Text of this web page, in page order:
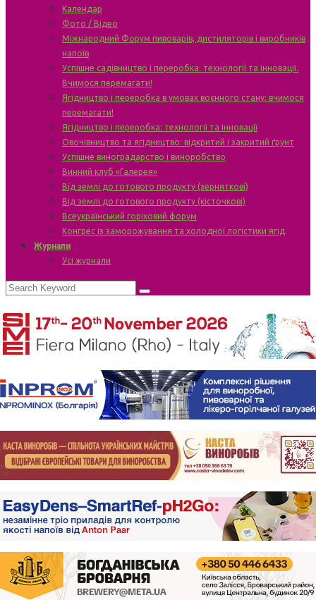
Календар
Фото / Відео
Міжнародний Форум пивоварів, дистиляторів і виробників
напоїв
Успішне садівництво і переробка: технології та інновації.
Вчимося перемагати!
Ягідництво і переробка в умовах воєнного стану: вчимося
перемагати!
Ягідництво і переробка: технології та інновації
Овочівництво та ягідництво: відкритий і закритий ґрунт
Успішне виноградарство і виноробство
Винний клуб «Галерея»
Від землі до готового продукту (зерняткові)
Від землі до готового продукту (кісточкові)
Всеукраїнський горіховий форум
Конгрес із заморожування та холодної логістики ягід
Журнали
Усі журнали